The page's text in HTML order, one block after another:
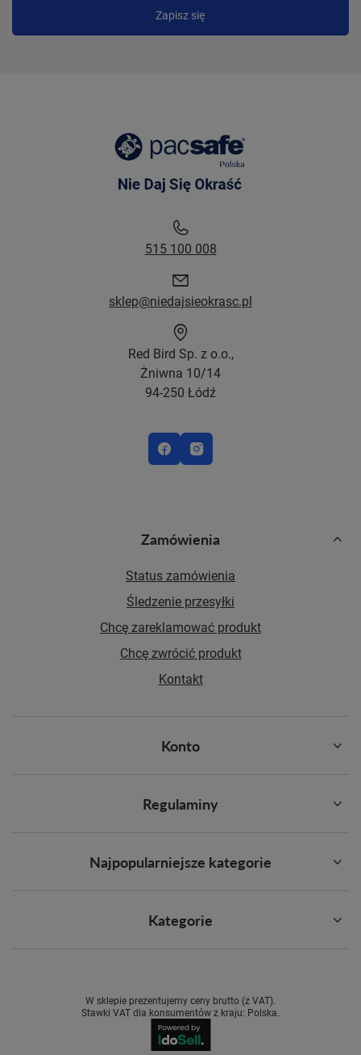
Zapisz się
Zamówienia
Status zamówienia
Śledzenie przesyłki
Chcę zareklamować produkt
Chcę zwrócić produkt
Kontakt
Konto
Regulaminy
515 100 008
sklep@niedajsieokrasc.pl
Red Bird Sp. z o.o.,
Żniwna 10/14
94-250 Łódź
Najpopularniejsze kategorie
Kategorie
W sklepie prezentujemy ceny brutto (z VAT).
Stawki VAT dla konsumentów z kraju: Polska